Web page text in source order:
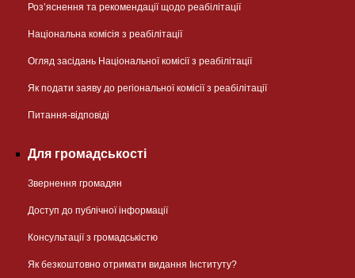
Розʼяснення та рекомендації щодо реабілітації
Національна комісія з реабілітації
Огляд засідань Національної комісії з реабілітації
Як подати заяву до регіональної комісії з реабілітації
Питання-відповіді
Для громадськості
Звернення громадян
Доступ до публічної інформації
Консультації з громадськістю
Як безкоштовно отримати видання Інституту?